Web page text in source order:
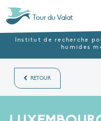
Tour du Valat
Institut de recherche
humides
RETOUR